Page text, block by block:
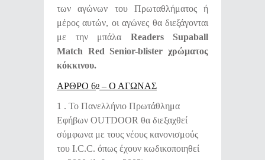
των αγώνων του Πρωταθλήματος ή
μέρος αυτών, οι αγώνες θα διεξάγονται
με την μπάλα Readers Supaball
Match Red Senior-blisterχρώματος
κόκκινου.
ΑΡΘΡΟ 6Ο – Ο ΑΓΩΝΑΣ
1 . Το Πανελλήνιο Πρωτάθλημα
Εφήβων OUTDOOR θα διεξαχθεί
σύμφωνα με τους νέους κανονισμούς
του I.C.C. όπως έχουν κωδικοποιηθεί